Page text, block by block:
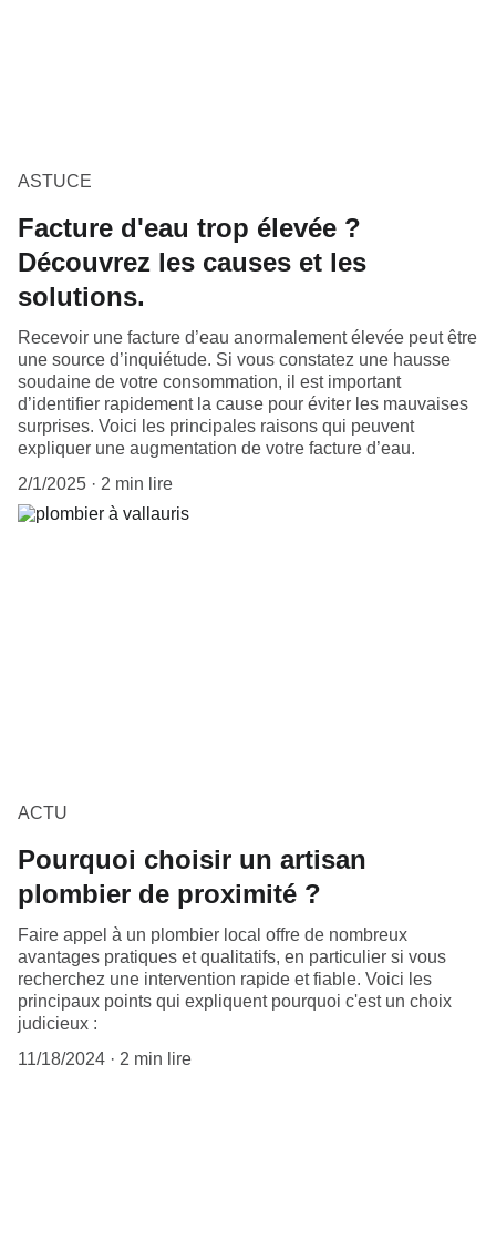
ASTUCE
Facture d'eau trop élevée ?
Découvrez les causes et les
solutions.
Recevoir une facture d’eau anormalement élevée peut être
une source d’inquiétude. Si vous constatez une hausse
soudaine de votre consommation, il est important
d’identifier rapidement la cause pour éviter les mauvaises
surprises. Voici les principales raisons qui peuvent
expliquer une augmentation de votre facture d’eau.
2/1/2025
2 min lire
ACTU
Pourquoi choisir un artisan
plombier de proximité ?
Faire appel à un plombier local offre de nombreux
avantages pratiques et qualitatifs, en particulier si vous
recherchez une intervention rapide et fiable. Voici les
principaux points qui expliquent pourquoi c'est un choix
judicieux :
11/18/2024
2 min lire